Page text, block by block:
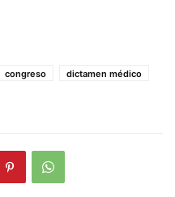
congreso
dictamen médico